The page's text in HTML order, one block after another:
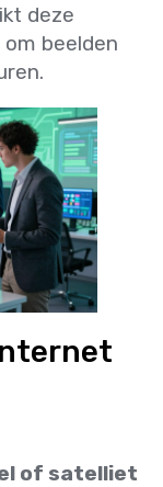
deze
om beelden
of satelliet